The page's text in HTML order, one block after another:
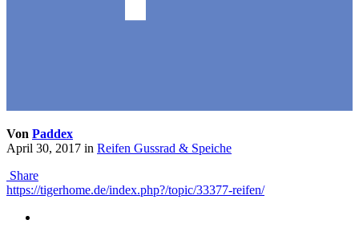
Von Paddex
April 30, 2017 in Reifen Gussrad & Speiche
Share
https://tigerhome.de/index.php?/topic/33377-reifen/